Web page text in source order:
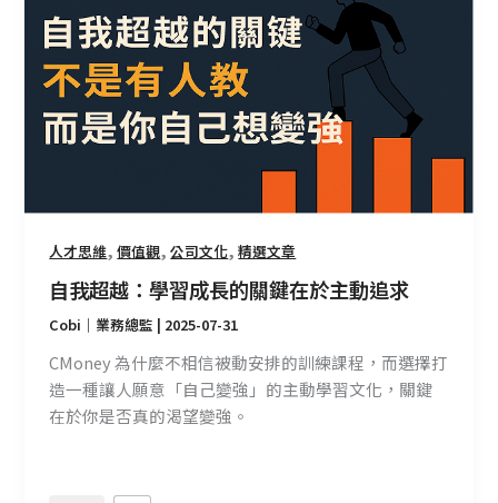
人才思維,價值觀,公司文化,精選文章
自我超越：學習成長的關鍵在於主動追求
Cobi｜業務總監 | 2025-07-31
CMoney 為什麼不相信被動安排的訓練課程，而選擇打
造一種讓人願意「自己變強」的主動學習文化，關鍵
在於你是否真的渴望變強。
我
超
越：
學
習
成
鍵
在
於
主
動
追
求